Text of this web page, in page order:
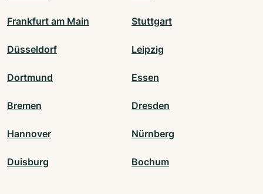
Frankfurt am Main Stuttgart
Düsseldorf Leipzig
Dortmund Essen
Bremen Dresden
Hannover Nürnberg
Duisburg Bochum